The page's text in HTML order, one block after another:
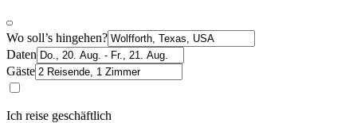
Wo soll’s hingehen?
Daten
Gäste
Ich reise geschäftlich